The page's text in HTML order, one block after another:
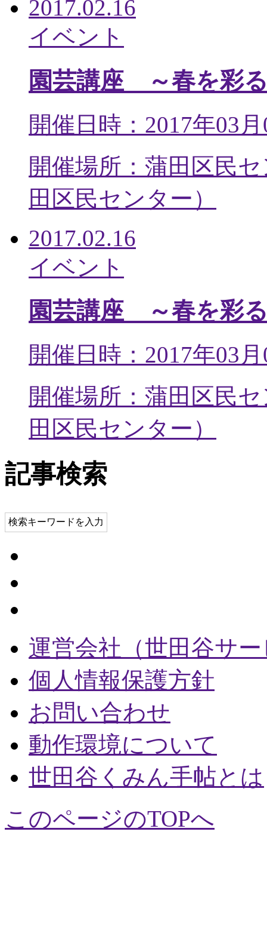
2017.02.16
イベント
園芸講座 ～春を彩
開催日時：2017年03
開催場所：蒲田区民
田区民センター ）
2017.02.16
イベント
園芸講座 ～春を彩
開催日時：2017年03
開催場所：蒲田区民
田区民センター ）
記事検索
検索キーワードを入力
運営会社（世田谷サ
個人情報保護方針
お問い合わせ
動作環境について
世田谷くみん手帖とは
このページのTOPへ